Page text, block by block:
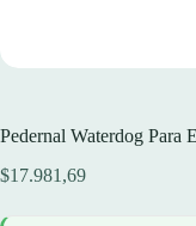
Pedernal Waterdog Para
$17.981,69